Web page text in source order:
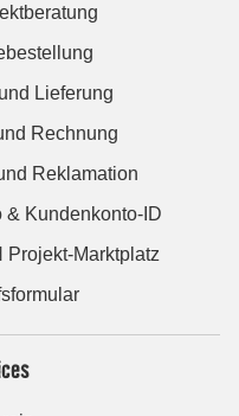
Lieferung
Rechnung
Reklamation
& Kundenkonto-ID
Projekt-Marktplatz